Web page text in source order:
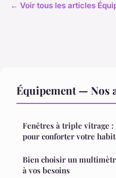
← Voir tous les articles
Équipement — Nos
Fenêtres à triple vitrage
pour conforter votre
Bien choisir un
à vos besoins